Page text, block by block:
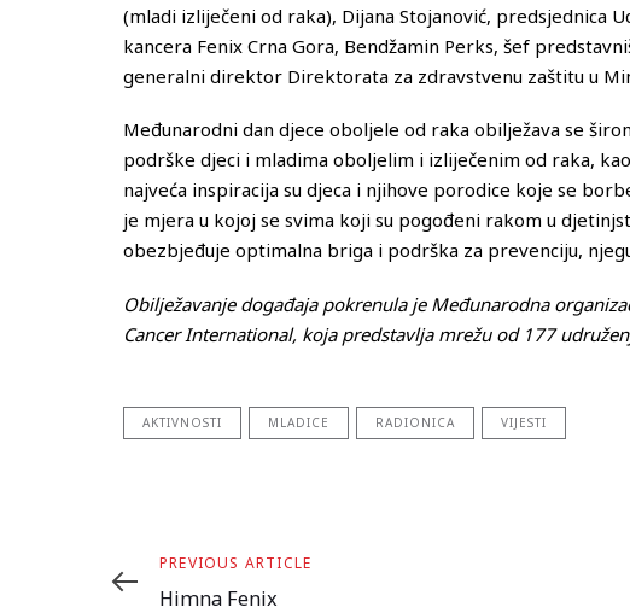
(mladi izliječeni od raka), Dijana Stojanović, predsjednica
kancera Fenix Crna Gora, Bendžamin Perks, šef
generalni direktor Direktorata za zdravstvenu zaštitu u
Međunarodni dan djece oboljele od raka obilježava se
podrške djeci i mladima oboljelim i izliječenim od raka,
najveća inspiracija su djeca i njihove porodice koje se
je mjera u kojoj se svima koji su pogođeni rakom u
obezbjeđuje optimalna briga i podrška za prevenciju,
Obilježavanje događaja pokrenula je Međunarodna
Cancer International, koja predstavlja mrežu od 177
AKTIVNOSTI MLADICE RADIONICA VIJESTI
Previous
Article
PREVIOUS ARTICLE
Himna Fenix